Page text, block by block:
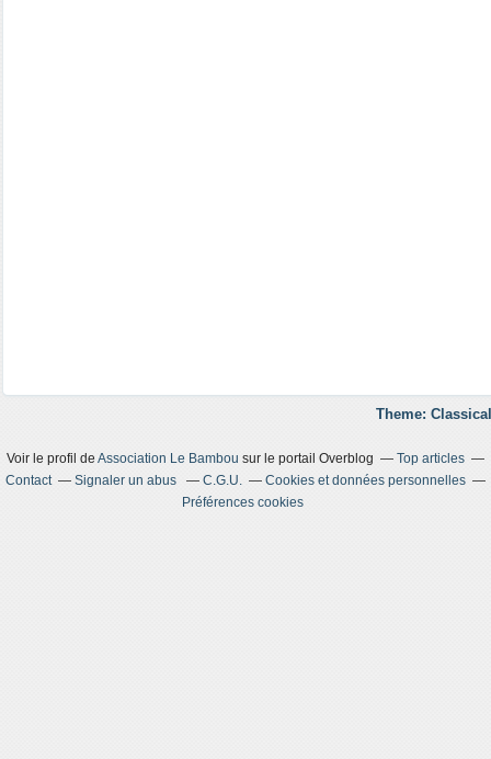
Theme:
Voir le profil de Association Le Bambou sur le portail Overblog
Top articles
Contact
Signaler un abus C.G.U.
Cookies et données personnelles
Préférences cookies